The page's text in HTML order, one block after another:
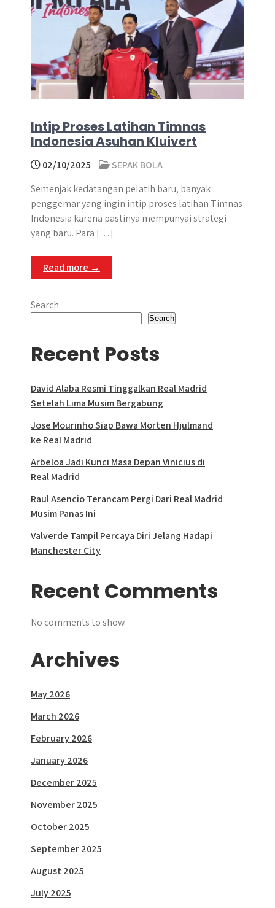
Intip Proses Latihan Timnas
Indonesia Asuhan Kluivert
02/10/2025
SEPAK BOLA
Semenjak kedatangan pelatih baru, banyak
penggemar yang ingin intip proses latihan Timnas
Indonesia karena pastinya mempunyai strategi
yang baru. Para […]
Read more →
Search
Search
Recent Posts
David Alaba Resmi Tinggalkan Real Madrid
Setelah Lima Musim Bergabung
Jose Mourinho Siap Bawa Morten Hjulmand
ke Real Madrid
Arbeloa Jadi Kunci Masa Depan Vinicius di
Real Madrid
Raul Asencio Terancam Pergi Dari Real Madrid
Musim Panas Ini
Valverde Tampil Percaya Diri Jelang Hadapi
Manchester City
Recent Comments
No comments to show.
Archives
May 2026
March 2026
February 2026
January 2026
December 2025
November 2025
October 2025
September 2025
August 2025
July 2025